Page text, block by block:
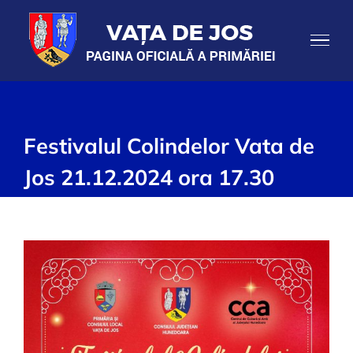
content
Festivalul Colindelor Vata de
Jos 21.12.2024 ora 17.30